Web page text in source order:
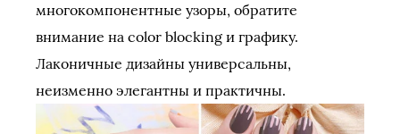
многокомпонентные узоры, обратите
внимание на color blocking и графику.
Лаконичные дизайны универсальны,
неизменно элегантны и практичны.